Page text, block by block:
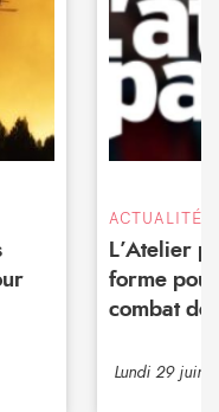
ACTUALITÉS
L’Atelier
forme
combat de
Lundi 29 juin